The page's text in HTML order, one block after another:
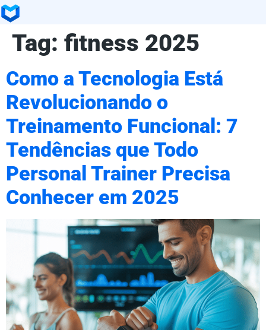
Tag: fitness 2025
Como a Tecnologia Está
Revolucionando o
Treinamento Funcional: 7
Tendências que Todo
Personal Trainer Precisa
Conhecer em 2025